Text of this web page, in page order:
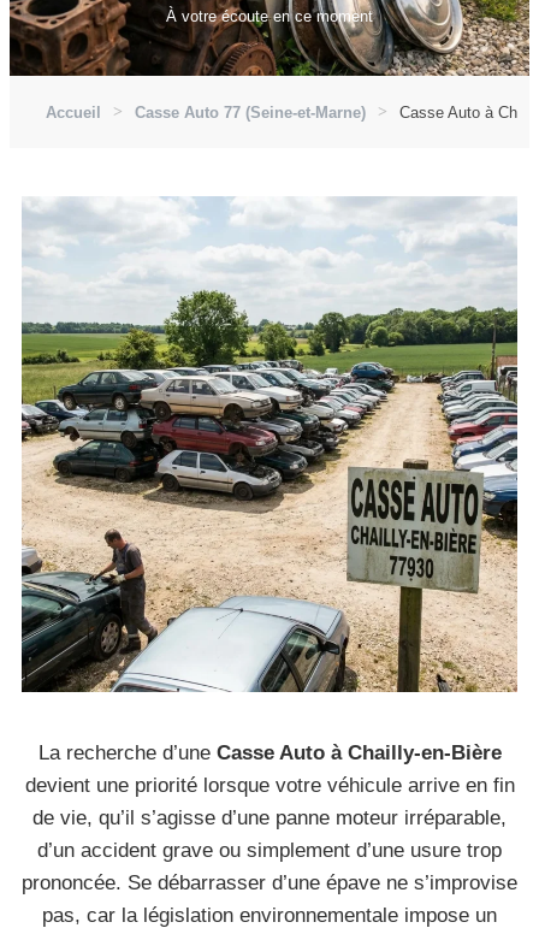
À votre écoute en ce moment
Accueil Casse Auto 77 (Seine-et-Marne) Casse Auto à
La recherche d’une Casse Auto à Chailly-en-Bière
devient une priorité lorsque votre véhicule arrive en fin
de vie, qu’il s’agisse d’une panne moteur irréparable,
d’un accident grave ou simplement d’une usure trop
prononcée. Se débarrasser d’une épave ne s’improvise
pas, car la législation environnementale impose un